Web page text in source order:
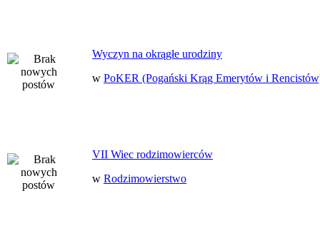
Wyczyn na okrągłe urodziny
w PoKER (Pogański Krąg Emerytów i
VII Wiec rodzimowierców
w Rodzimowierstwo